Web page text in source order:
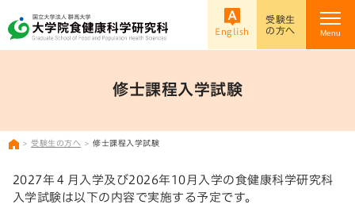
Menu
受験生
の方へ
English
修士課程入学試験
受験生の方へ 修士課程入学試験
2027年４月入学及び2026年10月入学の食健康科学研究科
入学試験は以下の内容で実施する予定です。